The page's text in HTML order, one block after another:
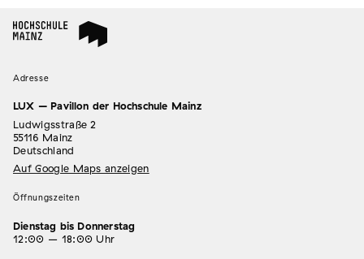
Adresse
LUX – Pavillon der Hochschule Mainz
Ludwigsstraße 2
55116 Mainz
Deutschland
Auf Google Maps anzeigen
Öffnungszeiten
Dienstag bis Donnerstag
12:00 – 18:00 Uhr